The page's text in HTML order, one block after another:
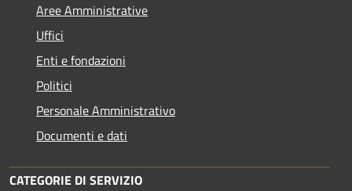
Aree Amministrative
Uffici
Enti e fondazioni
Politici
Personale Amministrativo
Documenti e dati
CATEGORIE DI SERVIZIO